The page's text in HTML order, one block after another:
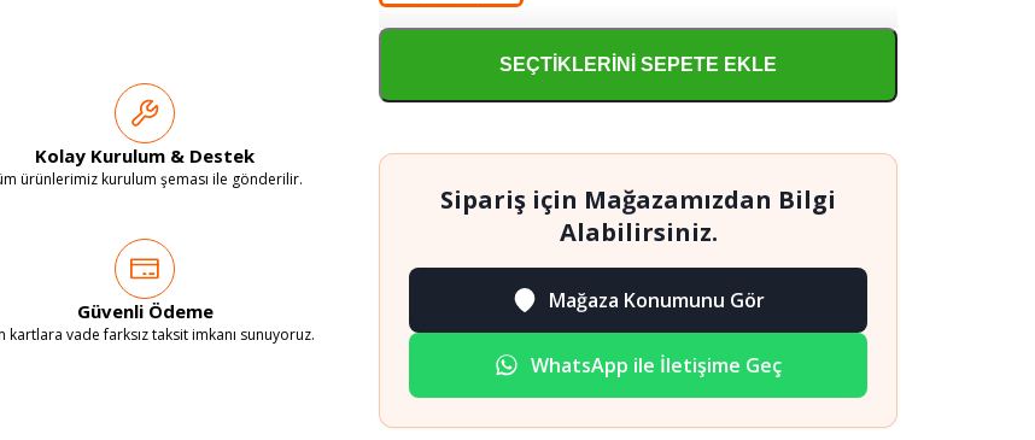
Masası
adet
SEÇTIKLERINI SEPETE EKLE
Sipariş için Mağazamızdan Bilgi
Alabilirsiniz.
Mağaza Konumunu Gör
WhatsApp ile İletişime Geç
Kolay Kurulum & Destek
ürünlerimiz kurulum şeması ile gönderilir.
Güvenli Ödeme
kartlara vade farksız taksit imkanı sunuyoruz.